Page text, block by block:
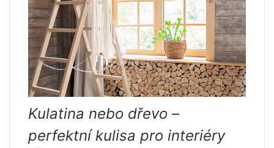
Kulatina nebo dřevo –
perfektní kulisa pro interiéry